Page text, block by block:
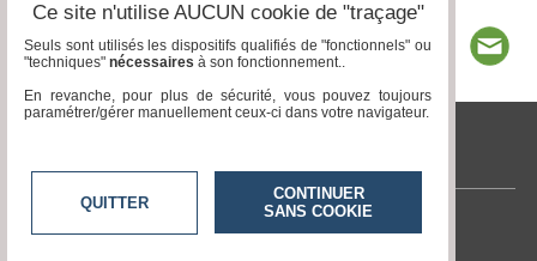
tvlocale.fr
Contactez-nous
Ce site n'utilise AUCUN cookie de "traçage"
Seuls sont utilisés les dispositifs qualifiés de "fonctionnels" ou
"techniques" nécessaires à son fonctionnement..
En revanche, pour plus de sécurité, vous pouvez toujours
paramétrer/gérer manuellement ceux-ci dans votre navigateur.
QUITTER
CONTINUER
SANS COOKIE